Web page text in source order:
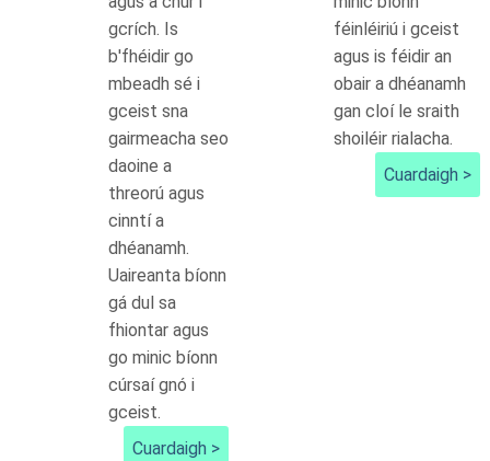
gcrích. Is
b'fhéidir go
mbeadh sé i
gceist sna
gairmeacha seo
daoine a
threorú agus
cinntí a
dhéanamh.
Uaireanta bíonn
gá dul sa
fhiontar agus
go minic bíonn
cúrsaí gnó i
gceist.
Cuardaigh >
féinléiriú i gceist
agus is féidir an
obair a dhéanamh
gan cloí le sraith
shoiléir rialacha.
Cuardaigh >